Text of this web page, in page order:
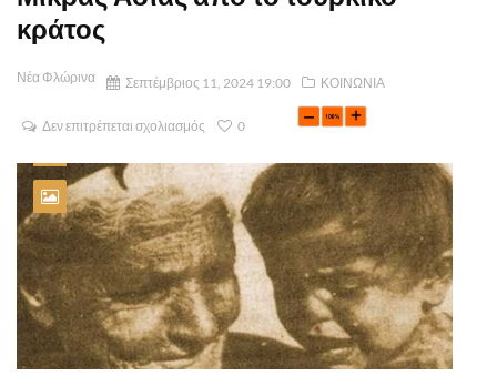
κράτος
Νέα Φλώρινα Σεπτέμβριος 11, 2024 19:00 ΚΟΙΝΩΝΙΑ
Δεν επιτρέπεται σχολιασμός 0